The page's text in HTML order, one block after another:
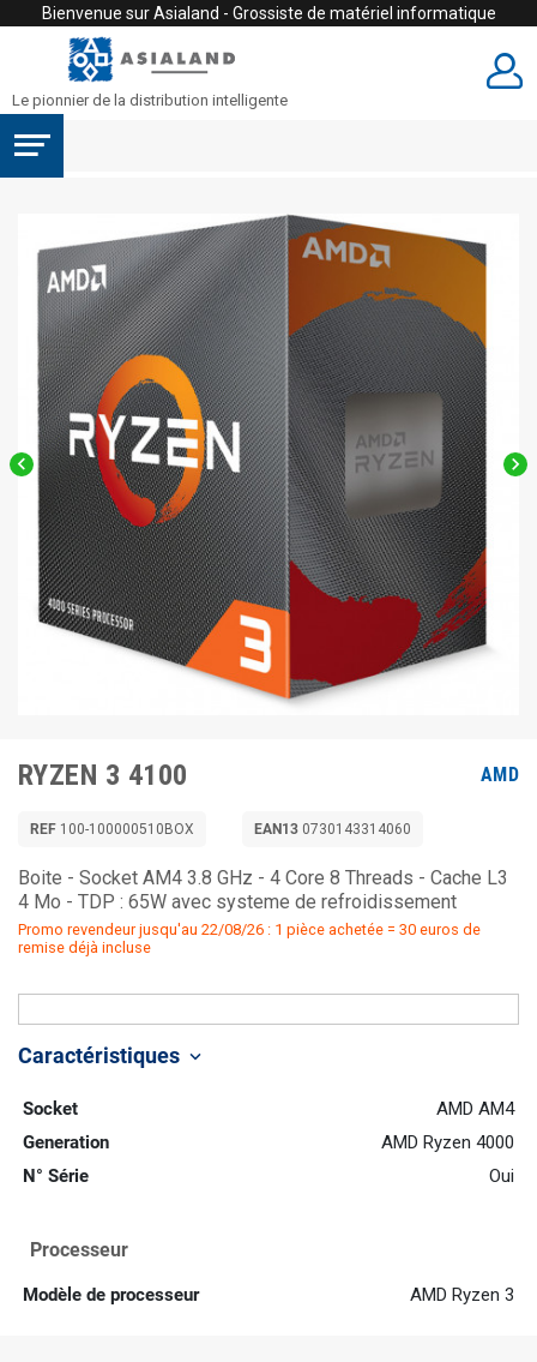
Bienvenue sur Asialand - Grossiste de matériel informatique
Le pionnier de la distribution intelligente
 
RYZEN 3 4100 AMD
REF 100-100000510BOX EAN13 0730143314060
Boite - Socket AM4 3.8 GHz - 4 Core 8 Threads - Cache L3
4 Mo - TDP : 65W avec systeme de refroidissement
Promo revendeur jusqu'au 22/08/26 : 1 pièce achetée = 30 euros de
remise déjà incluse
Caractéristiques keyboard_arrow_down
Socket
AMD AM4
Generation
AMD Ryzen 4000
N° Série
Oui
Processeur
Modèle de processeur AMD Ryzen 3